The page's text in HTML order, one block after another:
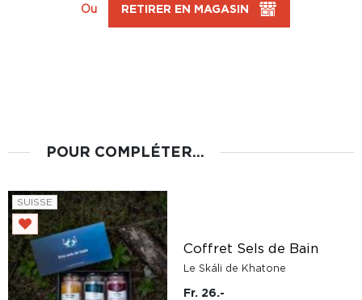
Ou RETIRER EN MAGASIN
POUR COMPLÉTER...
SUISSE
Coffret Sels de Bain
Le Skáli de Khatone
Fr. 26.-